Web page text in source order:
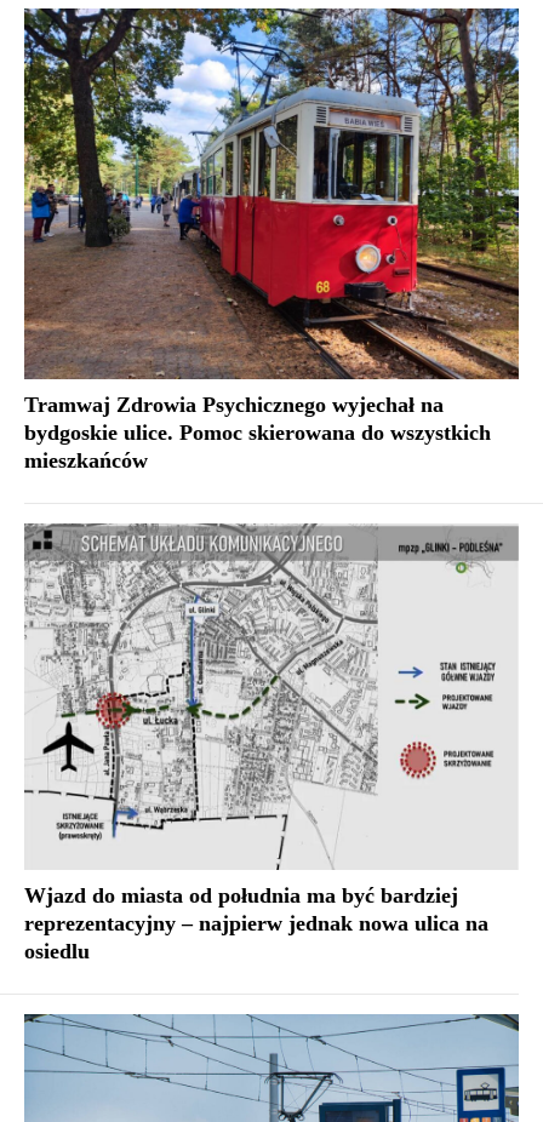
Tramwaj Zdrowia Psychicznego wyjechał na
bydgoskie ulice. Pomoc skierowana do wszystkich
mieszkańców
Wjazd do miasta od południa ma być bardziej
reprezentacyjny – najpierw jednak nowa ulica na
osiedlu